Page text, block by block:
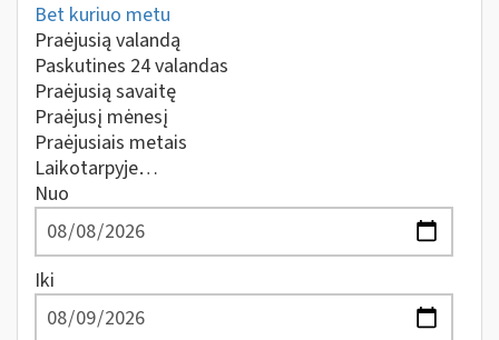
Bet kuriuo metu
Praėjusią valandą
Paskutines 24 valandas
Praėjusią savaitę
Praėjusį mėnesį
Praėjusiais metais
Laikotarpyje…
Nuo
Iki